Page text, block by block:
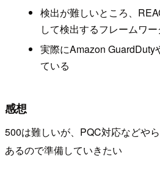
検出が難しいところ、
して検出するフレームワー
実際にAmazon GuardDuty
ている
感想
500は難しいが、PQC対応などや
あるので準備していきたい